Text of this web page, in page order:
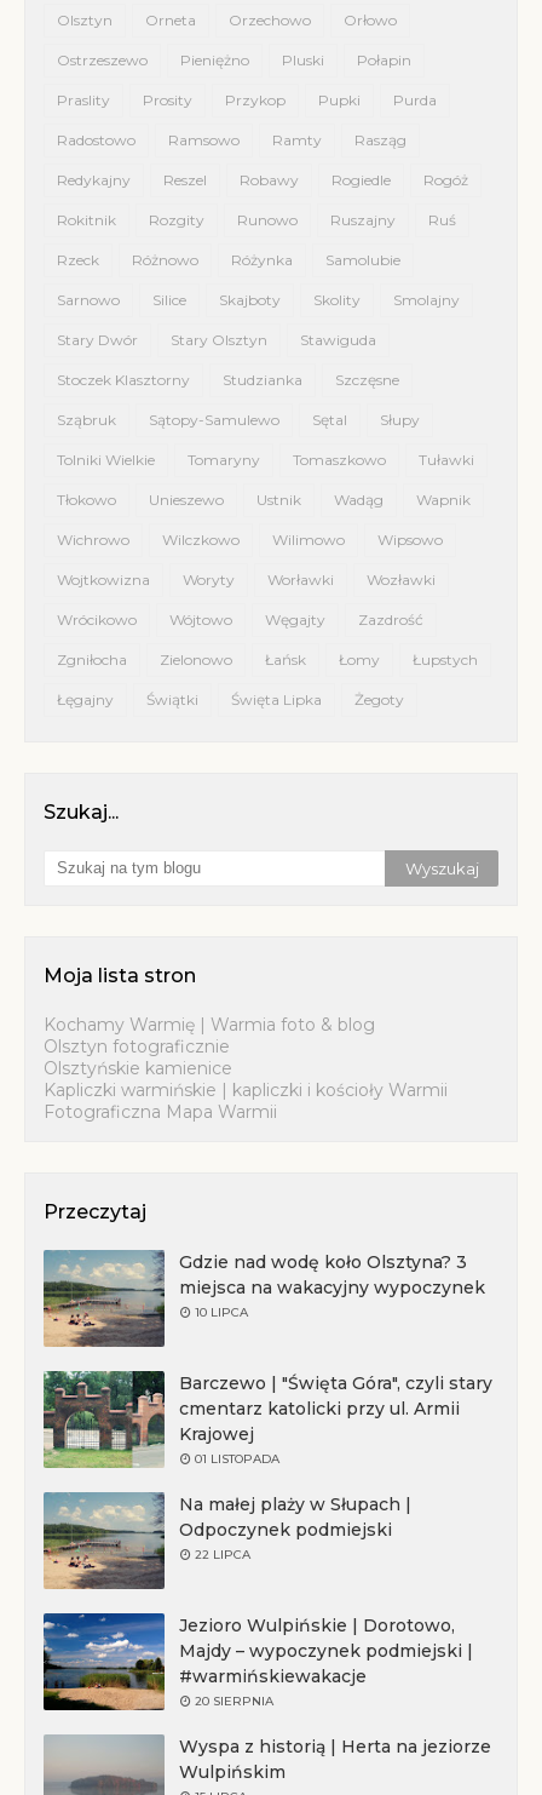
Olsztyn Orneta Orzechowo Orłowo
Ostrzeszewo Pieniężno Pluski Połapin
Praslity Prosity Przykop Pupki Purda
Radostowo Ramsowo Ramty Rasząg
Redykajny Reszel Robawy Rogiedle Rogóż
Rokitnik Rozgity Runowo Ruszajny Ruś
Rzeck Różnowo Różynka Samolubie
Sarnowo Silice Skajboty Skolity Smolajny
Stary Dwór Stary Olsztyn Stawiguda
Stoczek Klasztorny Studzianka Szczęsne
Sząbruk Sątopy-Samulewo Sętal Słupy
Tolniki Wielkie Tomaryny Tomaszkowo Tuławki
Tłokowo Unieszewo Ustnik Wadąg Wapnik
Wichrowo Wilczkowo Wilimowo Wipsowo
Wojtkowizna Woryty Worławki Wozławki
Wrócikowo Wójtowo Węgajty Zazdrość
Zgniłocha Zielonowo Łańsk Łomy Łupstych
Łęgajny Świątki Święta Lipka Żegoty
Szukaj...
Moja lista stron
Kochamy Warmię | Warmia foto & blog
Olsztyn fotograficznie
Olsztyńskie kamienice
Kapliczki warmińskie | kapliczki i kościoły Warmii
Fotograficzna Mapa Warmii
Przeczytaj
Gdzie nad wodę koło Olsztyna? 3
miejsca na wakacyjny wypoczynek
10 LIPCA
Barczewo | "Święta Góra", czyli stary
cmentarz katolicki przy ul. Armii
Krajowej
01 LISTOPADA
Na małej plaży w Słupach |
Odpoczynek podmiejski
22 LIPCA
Jezioro Wulpińskie | Dorotowo,
Majdy – wypoczynek podmiejski |
#warmińskiewakacje
20 SIERPNIA
Wyspa z historią | Herta na jeziorze
Wulpińskim